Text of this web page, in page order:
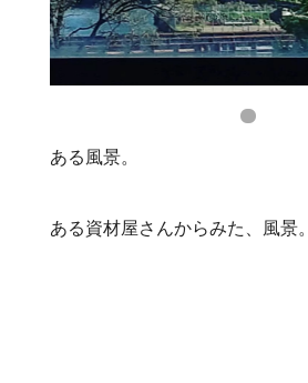
ある風景。
ある資材屋さんからみた、風景。